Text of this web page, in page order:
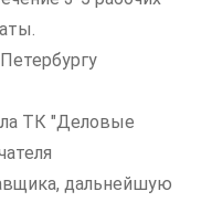
ТК "Деловые
дальнейшую